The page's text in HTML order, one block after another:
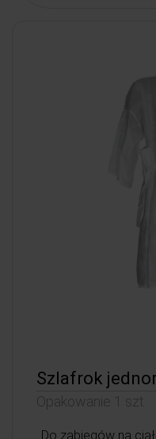
Szlafrok
Opakowanie 1 szt
..Do zabiegów na